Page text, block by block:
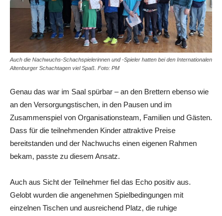
Auch die Nachwuchs-Schachspielerinnen und -Spieler hatten bei den Internationalen
Altenburger Schachtagen viel Spaß. Foto: PM
Genau das war im Saal spürbar – an den Brettern ebenso wie
an den Versorgungstischen, in den Pausen und im
Zusammenspiel von Organisationsteam, Familien und Gästen.
Dass für die teilnehmenden Kinder attraktive Preise
bereitstanden und der Nachwuchs einen eigenen Rahmen
bekam, passte zu diesem Ansatz.
Auch aus Sicht der Teilnehmer fiel das Echo positiv aus.
Gelobt wurden die angenehmen Spielbedingungen mit
einzelnen Tischen und ausreichend Platz, die ruhige